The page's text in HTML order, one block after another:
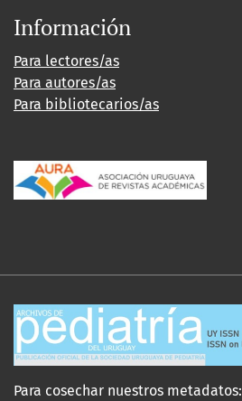
Información
Para lectores/as
Para autores/as
Para bibliotecarios/as
Para cosechar nuestros metadatos: